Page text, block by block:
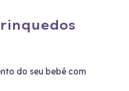
do seu bebê com